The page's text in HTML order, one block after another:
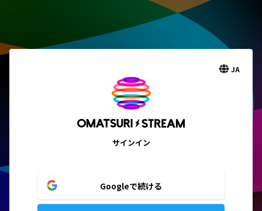
JA
サインイン
Googleで続ける